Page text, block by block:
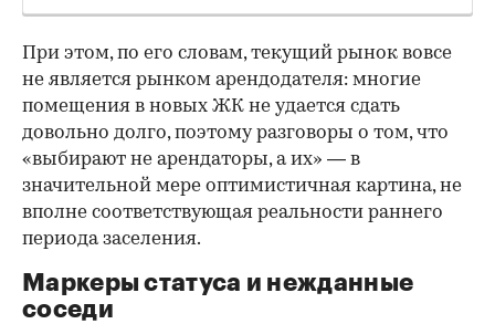
При этом, по его словам, текущий рынок вовсе
не является рынком арендодателя: многие
помещения в новых ЖК не удается сдать
довольно долго, поэтому разговоры о том, что
«выбирают не арендаторы, а их» — в
значительной мере оптимистичная картина, не
вполне соответствующая реальности раннего
периода заселения.
Маркеры статуса и нежданные
соседи